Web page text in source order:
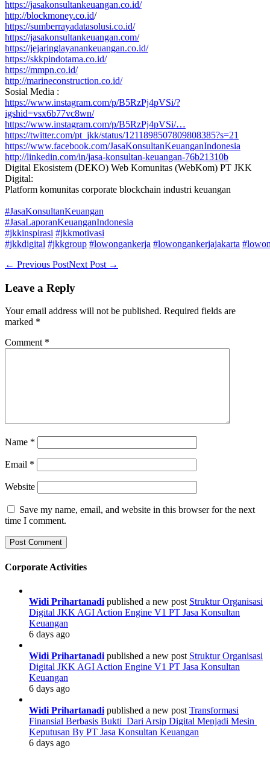
https://jasakonsultankeuangan.co.id/
http://blockmoney.co.id/
https://sumberrayadatasolusi.co.id/
https://jasakonsultankeuangan.com/
https://jejaringlayanankeuangan.co.id/
https://skkpindotama.co.id/
https://mmpn.co.id/
http://marineconstruction.co.id/
Sosial Media :
https://www.instagram.com/p/B5RzPj4pVSi/?
igshid=vsx6b77vc8wn/
https://www.instagram.com/p/B5RzPj4pVSi/…
https://twitter.com/pt_jkk/status/1211898507809808385?s=21
https://www.facebook.com/JasaKonsultanKeuanganIndonesia
http://linkedin.com/in/jasa-konsultan-keuangan-76b21310b
Digital Ekosistem (DEKO) Web Komunitas (WebKom) PT JKK
Digital:
Platform komunitas corporate blockchain industri keuangan
#JasaKonsultanKeuangan
#JasaLaporanKeuanganIndonesia
#jkkinspirasi #jkkmotivasi
#jkkdigital #jkkgroup #lowongankerja #lowongankerjajakarta
Post
← Previous PostNext Post →
Leave a Reply
Your email address will not be published. Required fields are
marked *
Comment *
Name *
Email *
Website
Save my name, email, and website in this browser for the next
time I comment.
Corporate Activities
Widi Prihartanadi published a new post Struktur Organisasi
Digital JKK AGI Action Engine V1 PT Jasa Konsultan
Keuangan
6 days ago
Widi Prihartanadi published a new post Struktur Organisasi
Digital JKK AGI Action Engine V1 PT Jasa Konsultan
Keuangan
6 days ago
Widi Prihartanadi published a new post Transformasi
Finansial Berbasis Bukti Dari Arsip Digital Menjadi Mesin
Keputusan By PT Jasa Konsultan Keuangan
6 days ago